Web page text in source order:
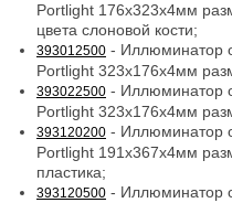
Portlight 176x323x4мм
цвета слоновой кости;
393012500 - Иллюминатор
Portlight 323x176x4мм
393022500 - Иллюминатор
Portlight 323x176x4мм
393120200 - Иллюминатор
Portlight 191x367x4мм
пластика;
393120500 - Иллюминатор